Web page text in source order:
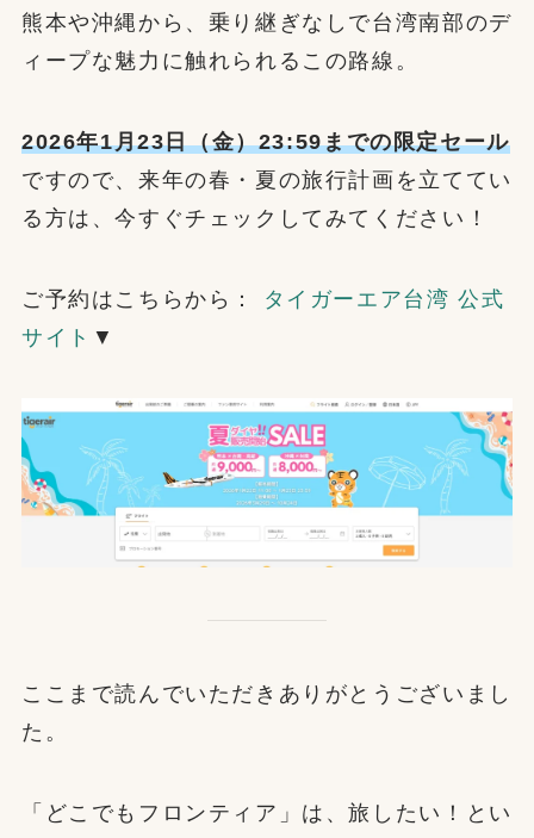
熊本や沖縄から、乗り継ぎなしで台湾南部のデ
ィープな魅力に触れられるこの路線。
2026年1月23日（金）23:59までの限定セール
ですので、来年の春・夏の旅行計画を立ててい
る方は、今すぐチェックしてみてください！
ご予約はこちらから：
タイガーエア台湾 公式
サイト ▼
ここまで読んでいただきありがとうございまし
た。
「どこでもフロンティア」は、旅したい！とい